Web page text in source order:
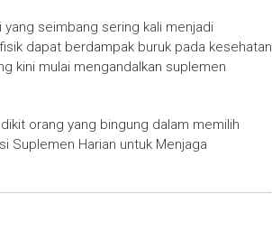
seimbang sering kali menjadi
dapat berdampak buruk pada kesehatan
kini mulai mengandalkan suplemen
orang yang bingung dalam memilih
Suplemen Harian untuk Menjaga